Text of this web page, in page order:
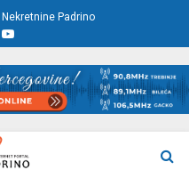
Nekretnine Padrino
Youtube